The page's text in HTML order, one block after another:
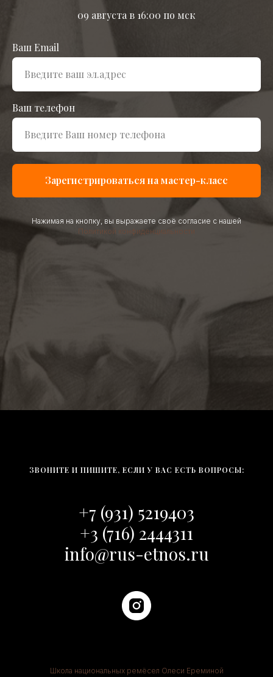
09 августа в 16:00 по мск
Ваш Email
Ваш телефон
Зарегистрироваться на мастер-класс
Нажимая на кнопку, вы выражаете своё согласие с нашей
Политикой конфиденциальности
ЗВОНИТЕ И ПИШИТЕ, ЕСЛИ У ВАС ЕСТЬ ВОПРОСЫ:
+7 (931) 5219403
+3 (716) 2444311
info@rus-etnos.ru
Школа национальных ремёсел Олеси Ереминой